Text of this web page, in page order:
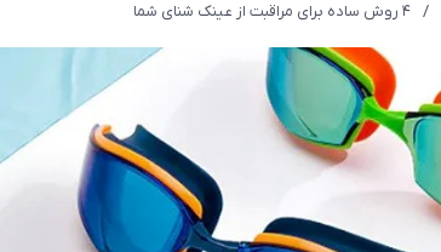
/ ۴ روش ساده برای مراقبت از عینک شنای شما